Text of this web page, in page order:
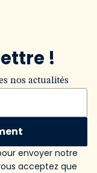
!
nos actualités
envoyer notre
acceptez que